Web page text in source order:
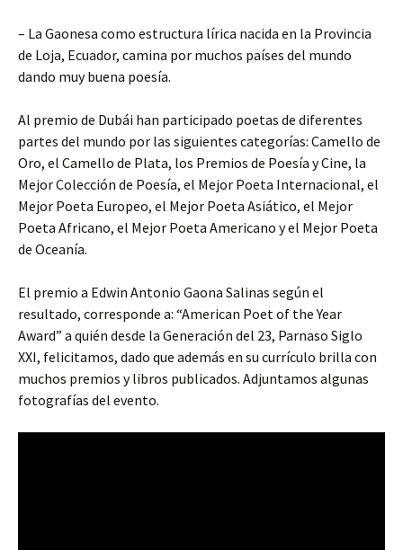
– La Gaonesa como estructura lírica nacida en la Provincia
de Loja, Ecuador, camina por muchos países del mundo
dando muy buena poesía.
Al premio de Dubái han participado poetas de diferentes
partes del mundo por las siguientes categorías: Camello de
Oro, el Camello de Plata, los Premios de Poesía y Cine, la
Mejor Colección de Poesía, el Mejor Poeta Internacional, el
Mejor Poeta Europeo, el Mejor Poeta Asiático, el Mejor
Poeta Africano, el Mejor Poeta Americano y el Mejor Poeta
de Oceanía.
El premio a Edwin Antonio Gaona Salinas según el
resultado, corresponde a: “American Poet of the Year
Award” a quién desde la Generación del 23, Parnaso Siglo
XXI, felicitamos, dado que además en su currículo brilla con
muchos premios y libros publicados. Adjuntamos algunas
fotografías del evento.